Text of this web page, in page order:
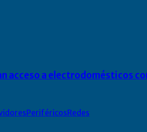
acceso a electrodomésticos
PeriféricosRedes